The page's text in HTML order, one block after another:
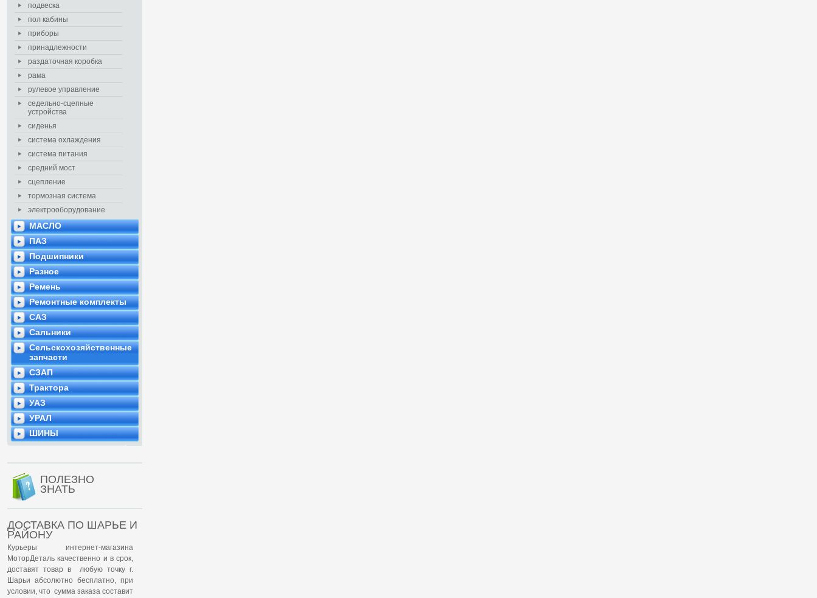
подвеска
пол кабины
приборы
принадлежности
раздаточная коробка
рама
рулевое управление
седельно-сцепные
устройства
сиденья
система охлаждения
система питания
средний мост
сцепление
тормозная система
электрооборудование
МАСЛО
ПАЗ
Подшипники
Разное
Ремень
Ремонтные комплекты
САЗ
Сальники
Сельскохозяйственные
запчасти
СЗАП
Трактора
УАЗ
УРАЛ
ШИНЫ
ПОЛЕЗНО
ЗНАТЬ
ДОСТАВКА ПО ШАРЬЕ И
РАЙОНУ
Курьеры интернет-магазина
МоторДеталь качественно и в срок,
доставят товар в любую точку г.
Шарьи абсолютно бесплатно, при
условии, что сумма заказа составит